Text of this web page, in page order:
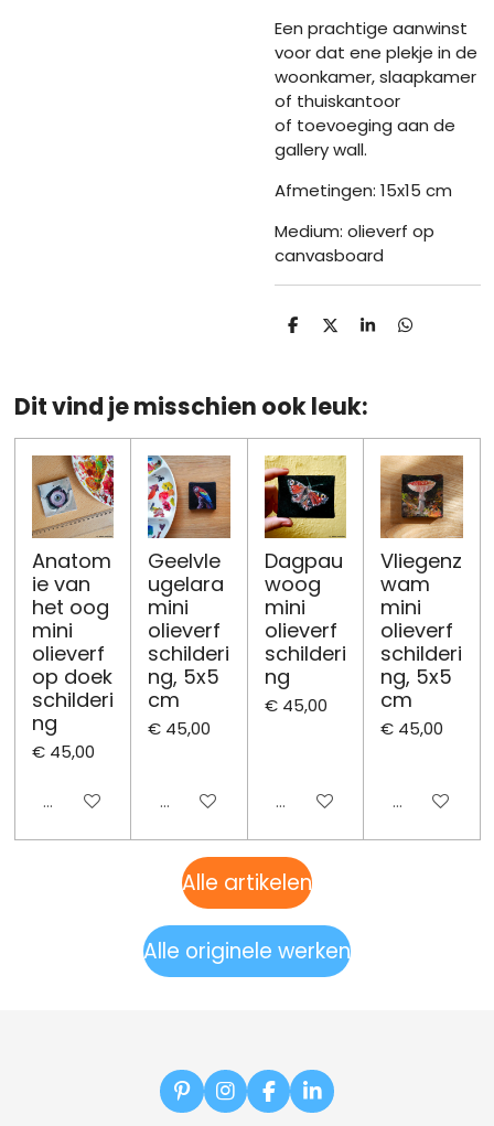
Een prachtige aanwinst
voor dat ene plekje in de
woonkamer, slaapkamer
of thuiskantoor
of toevoeging aan de
gallery wall.
Afmetingen: 15x15 cm
Medium: olieverf op
canvasboard
D
n
D S
e
D
Dit vind je misschien ook leuk:
Anatom
ie van
het oog
mini
olieverf
op doek
schilderi
ng
€ 45,00
Uitgeschakeld
Geelvle
ugelara
mini
olieverf
schilderi
ng, 5x5
cm
€ 45,00
Uitgeschakeld
Dagpau
woog
mini
olieverf
schilderi
ng
€ 45,00
Uitgeschakeld
Vliegenz
wam
mini
olieverf
schilderi
ng, 5x5
cm
€ 45,00
Alle artikelen
Alle originele werken
P
i
I
n
F
a
L
i